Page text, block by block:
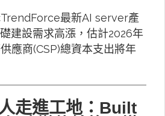
最新AI server產
建設需求高漲，估計2026年
應商(CSP)總資本支出將年
走進工地：Built